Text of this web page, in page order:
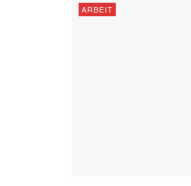
ARBEIT